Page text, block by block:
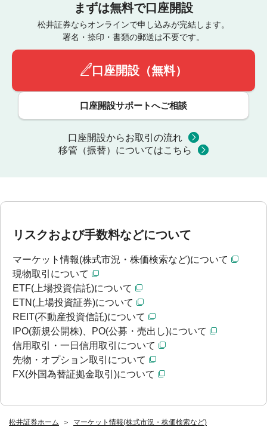
松井証券ホーム
マーケット情報(株式市況・株価検索など)
まずは無料で口座開設
松井証券ならオンラインで申し込みが完結します。
署名・捺印・書類の郵送は不要です。
口座開設（無料）
口座開設サポートへご相談
口座開設からお取引の流れ
移管（振替）についてはこちら
リスクおよび手数料などについて
マーケット情報(株式市況・株価検索など)について
現物取引について
ETF(上場投資信託)について
ETN(上場投資証券)について
REIT(不動産投資信託)について
IPO(新規公開株)、PO(公募・売出し)について
信用取引・一日信用取引について
先物・オプション取引について
FX(外国為替証拠金取引)について